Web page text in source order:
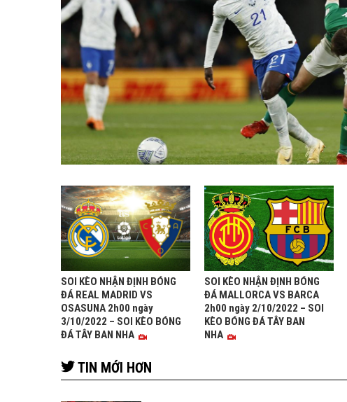
SOI KÈO NHẬN ĐỊNH BÓNG
ĐÁ REAL MADRID VS
OSASUNA 2h00 ngày
3/10/2022 – SOI KÈO BÓNG
ĐÁ TÂY BAN NHA
SOI KÈO NHẬN ĐỊNH BÓNG
ĐÁ MALLORCA VS BARCA
2h00 ngày 2/10/2022 – SOI
KÈO BÓNG ĐÁ TÂY BAN
NHA
TIN MỚI HƠN